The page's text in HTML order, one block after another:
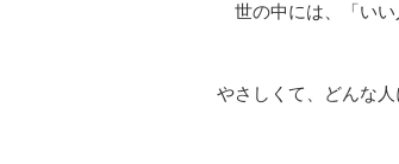
世の中には、「いい
やさしくて、どんな